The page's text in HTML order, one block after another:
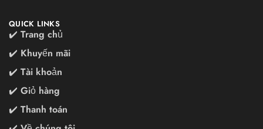
QUICK LINKS
✔️ Trang chủ
✔️ Khuyến mãi
✔️ Tài khoản
✔️ Giỏ hàng
✔️ Thanh toán